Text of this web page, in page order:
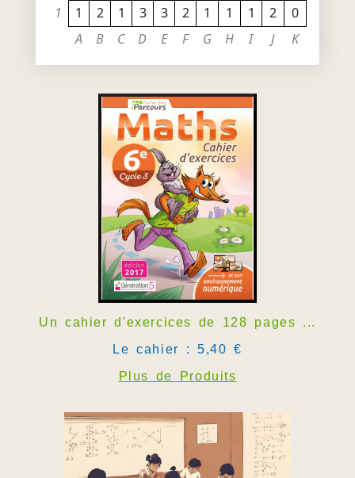
1
1 2 1 3 3 2 1 1 1 2
0
A
B C D E F G H I J K
Un cahier d'exercices de 128 pages ...
Le cahier : 5,40 €
Plus de Produits